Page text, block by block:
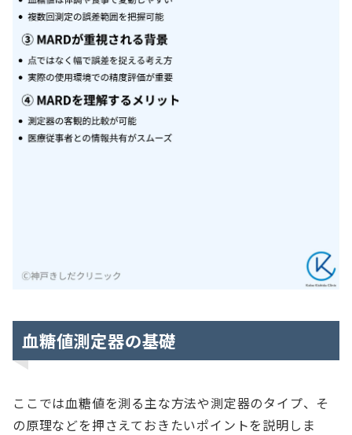
血糖値測定器の基礎
ここでは血糖値を測る主な方法や測定器のタイプ、そ
の原理などを押さえておきたいポイントを説明しま